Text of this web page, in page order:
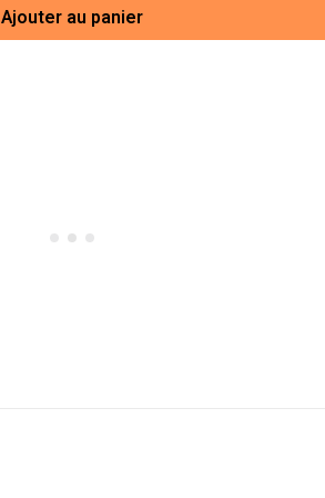
Ajouter au panier